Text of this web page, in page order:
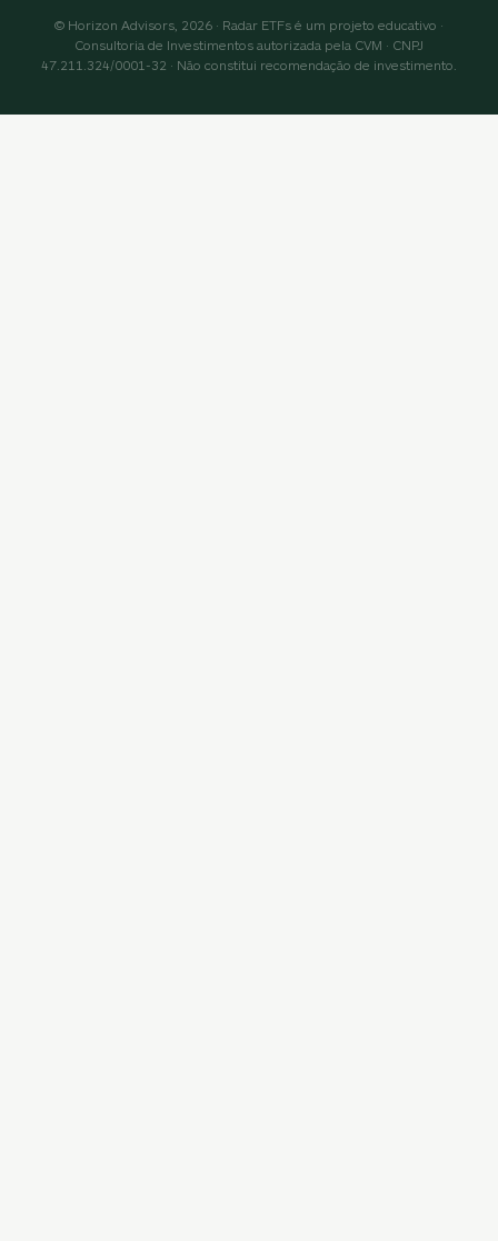
© Horizon Advisors, 2026 · Radar ETFs é um projeto educativo ·
Consultoria de Investimentos autorizada pela CVM · CNPJ
47.211.324/0001-32 · Não constitui recomendação de investimento.